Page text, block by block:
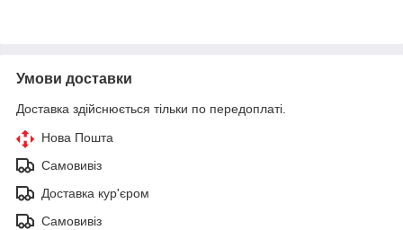
Умови доставки
Доставка здійснюється тільки по передоплаті.
Нова Пошта
Самовивіз
Доставка кур'єром
Самовивіз